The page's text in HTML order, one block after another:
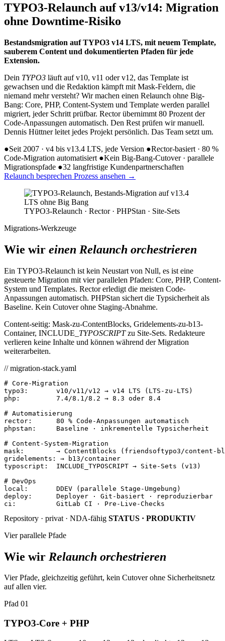
TYPO3-Relaunch auf v13/v14: Migration
ohne Downtime-Risiko
Bestandsmigration auf TYPO3 v14 LTS, mit neuem Template,
sauberem Content und dokumentierten Pfaden für jede
Extension.
Dein TYPO3 läuft auf v10, v11 oder v12, das Template ist
gewachsen und die Redaktion kämpft mit Mask-Feldern, die
niemand mehr versteht? Wir machen einen Relaunch ohne Big-
Bang: Core, PHP, Content-System und Template werden parallel
migriert, jeder Schritt prüfbar. Rector übernimmt 80 Prozent der
Code-Anpassungen automatisch. Den Rest prüfen wir manuell.
Dennis Hüttner leitet jedes Projekt persönlich. Das Team setzt um.
●Seit 2007 · v4 bis v13.4 LTS, jede Version ●Rector-basiert · 80 %
Code-Migration automatisiert ●Kein Big-Bang-Cutover · parallele
Migrationspfade ●32 langfristige Kundenpartnerschaften
Relaunch besprechen Prozess ansehen →
TYPO3-Relaunch · Rector · PHPStan · Site-Sets
Migrations-Werkzeuge
Wie wir einen Relaunch orchestrieren
Ein TYPO3-Relaunch ist kein Neustart von Null, es ist eine
gesteuerte Migration mit vier parallelen Pfaden: Core, PHP, Content-
System und Templates. Rector erledigt die meisten Code-
Anpassungen automatisch. PHPStan sichert die Typsicherheit als
Baseline. Kein Cutover ohne Staging-Abnahme.
Content-seitig: Mask-zu-ContentBlocks, Gridelements-zu-b13-
Container, INCLUDE_ TYPOSCRIPTzu Site-Sets. Redakteure
verlieren keine Inhalte und können während der Migration
weiterarbeiten.
// migration-stack.yaml
# Core-Migration
typo3 :
v10/v11/v12 → v14 LTS (LTS-zu-LTS)
php :
7.4/8.1/8.2 → 8.3 oder 8.4
# Automatisierung
rector :
80 % Code-Anpassungen automatisch
phpstan :
Baseline · inkrementelle Typsicherheit
# Content-System-Migration
mask :
→ ContentBlocks (friendsoftypo3/content-
gridelements :
→ b13/container
typoscript :
INCLUDE_TYPOSCRIPT → Site-Sets (v13)
# DevOps
local :
DDEV (parallele Stage-Umgebung)
deploy :
Deployer · Git-basiert · reproduzierbar
ci : GitLab CI · Pre-Live-Checks
Repository · privat · NDA-fähig STATUS · PRODUKTIV
Vier parallele Pfade
Wie wir Relaunch orchestrieren
Vier Pfade, gleichzeitig geführt, kein Cutover ohne Sicherheitsnetz
auf allen vier.
Pfad 01
TYPO3-Core + PHP